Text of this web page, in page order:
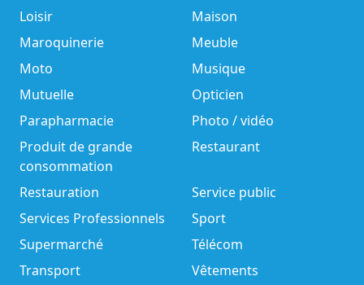
Loisir
Maison
Maroquinerie
Meuble
Moto
Musique
Mutuelle
Opticien
Parapharmacie
Photo / vidéo
Produit de grande
consommation
Restaurant
Restauration
Service public
Services Professionnels
Sport
Supermarché
Télécom
Transport
Vêtements